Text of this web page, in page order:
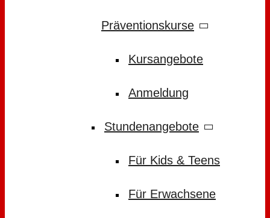
Präventionskurse
Kursangebote
Anmeldung
Stundenangebote
Für Kids & Teens
Für Erwachsene